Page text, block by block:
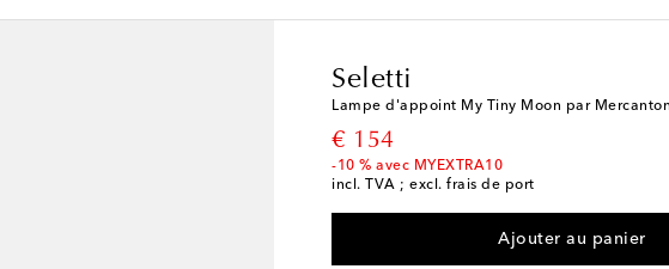
Seletti
Lampe d'appoint My Tiny Moon par
€ 154
original price
-10 % avec MYEXTRA10
incl. TVA ; excl. frais de port
Ajouter au panier